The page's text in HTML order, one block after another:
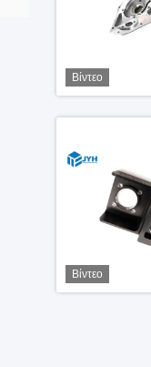
Βίντεο
Βίντεο